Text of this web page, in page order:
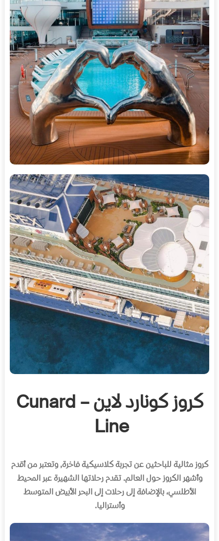
كروز كونارد لاين – Cunard
Line
كروز مثالية للباحثين عن تجربة كلاسيكية فاخرة,وتعتبر من أقدم
وأشهر الكروز حول العالم.تقدم رحلاتها الشهيرة عبر المحيط
الأطلسي، بالإضافة إلى رحلات إلى البحر الأبيض المتوسط
وأستراليا.